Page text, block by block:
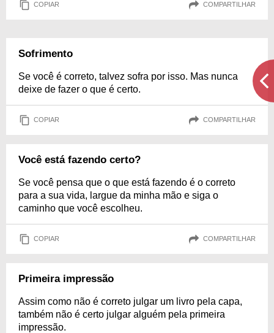
COPIAR COMPARTILHAR
Sofrimento
Se você é correto, talvez sofra por isso. Mas nunca
deixe de fazer o que é certo.
COPIAR COMPARTILHAR
Você está fazendo certo?
Se você pensa que o que está fazendo é o correto
para a sua vida, largue da minha mão e siga o
caminho que você escolheu.
COPIAR COMPARTILHAR
Primeira impressão
Assim como não é correto julgar um livro pela capa,
também não é certo julgar alguém pela primeira
impressão.